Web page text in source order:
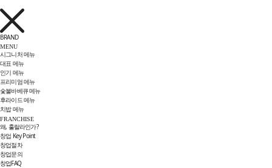
BRAND
MENU
시그니처 메뉴
대표 메뉴
인기 메뉴
프리미엄 메뉴
숯불바베큐 메뉴
후라이드 메뉴
치밥 메뉴
FRANCHISE
왜, 훌랄라인가?
창업 Key Point
창업절차
창업문의
창업FAQ